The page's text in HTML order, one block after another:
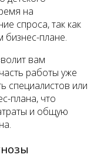
на
спроса, так как
бизнес-плане.
вам
работы уже
специалистов или
плана, что
и общую